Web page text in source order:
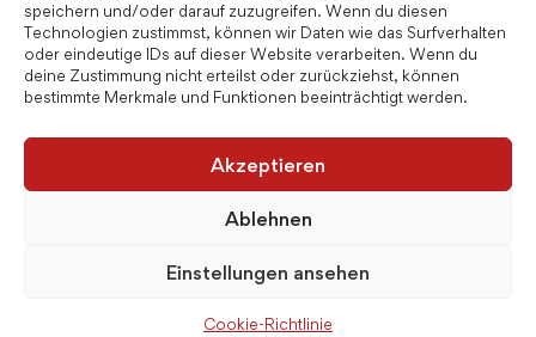
speichern und/oder darauf zuzugreifen. Wenn du diesen
Technologien zustimmst, können wir Daten wie das Surfverhalten
oder eindeutige IDs auf dieser Website verarbeiten. Wenn du
deine Zustimmung nicht erteilst oder zurückziehst, können
bestimmte Merkmale und Funktionen beeinträchtigt werden.
Akzeptieren
Ablehnen
Einstellungen ansehen
Cookie-Richtlinie
Fahrpläne LK Kronach
Bay. Realschulnetz
© 2026 sopart multimedia